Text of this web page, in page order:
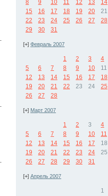
8
9 10 11 12 13
14
15
16 17 18 19 20
21
22
23 24 25 26 27
28
29
30 31
[+] Февраль 2007
1 2 3
4
5
6 7 8 9 10
11
12
13 14 15 16 17
18
19
20 21 22 23 24
25
26
27 28
[+] Март 2007
1 2 3
4
5
6 7 8 9 10
11
12
13 14 15 16 17
18
19
20 21 22 23 24
25
26
27 28 29 30 31
[+] Апрель 2007
1